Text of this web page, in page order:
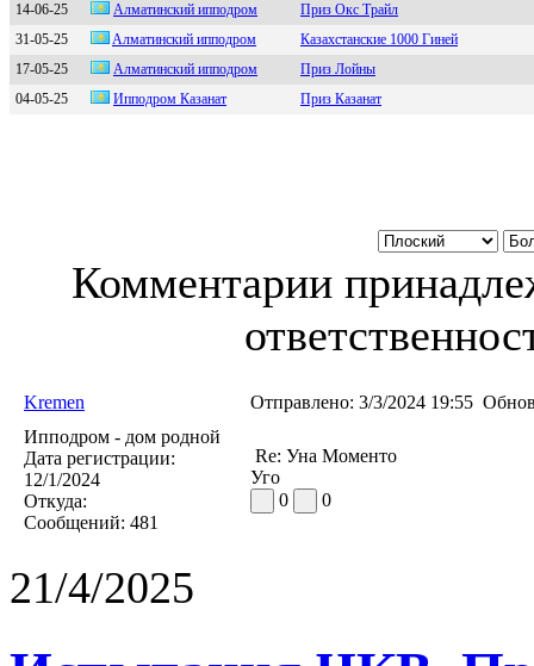
14-06-25
Алматинский ипподром
Приз Окс Трайл
31-05-25
Aлмaтинcкий ипподром
Казахстанские 1000 Гиней
17-05-25
Алмaтинcкий ипподpом
Приз Лойны
04-05-25
Иппoдрoм Казанат Приз Казанат
Комментарии
Kremen Отправлено: 3/3/2024 19:55
Ипподром - дом родной
Дата регистрации:
12/1/2024
Откуда:
Сообщений: 481
Re: Уна Моменто
Уго
0
0
21/4/2025